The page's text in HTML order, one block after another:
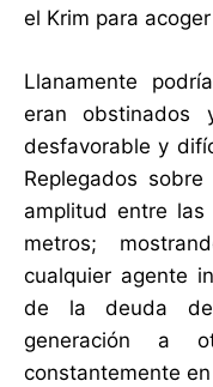
el Krim para
Llanamente
eran obstinados
desfavorable y
Replegados
amplitud entre las
metros;
cualquier agente
de la deuda
generación a
constantemente